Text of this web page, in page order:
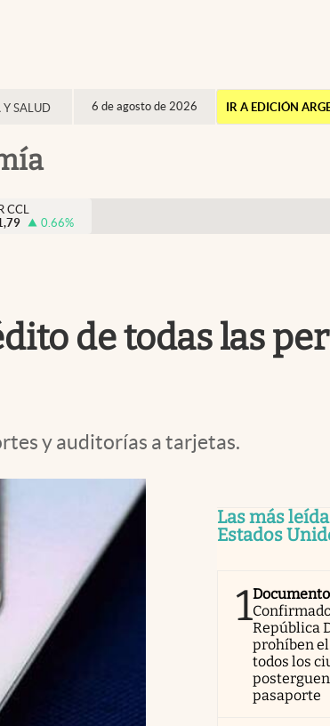
SALUD 6 de agosto de 2026 IR A EDICIÓN
CCL
0.66%
de todas las
y auditorías a tarjetas.
Las más
Estados
1República
prohíben
todos los
pasaporte